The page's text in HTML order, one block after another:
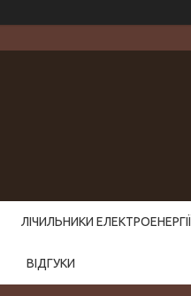
ЛІЧИЛЬНИКИ ЕЛЕКТРОЕНЕРГІЇ
ВІДГУКИ